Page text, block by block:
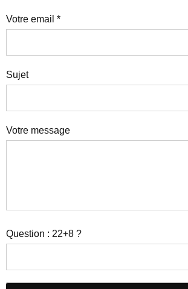
Votre email *
Sujet
Votre message
Question : 22+8 ?